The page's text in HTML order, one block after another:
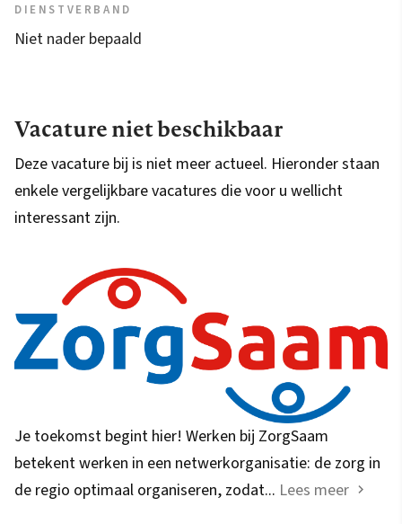
DIENSTVERBAND
Niet nader bepaald
Vacature niet beschikbaar
Deze vacature bij is niet meer actueel. Hieronder staan
enkele vergelijkbare vacatures die voor u wellicht
interessant zijn.
Je toekomst begint hier! Werken bij ZorgSaam
betekent werken in een netwerkorganisatie: de zorg in
de regio optimaal organiseren, zodat... Lees meer